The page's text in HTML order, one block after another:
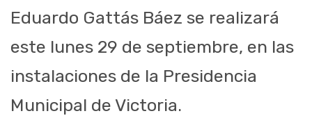
Eduardo Gattás Báez se realizará
este lunes 29 de septiembre, en las
instalaciones de la Presidencia
Municipal de Victoria.